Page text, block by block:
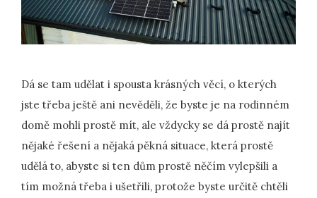
Dá se tam udělat i spousta krásných věcí, o kterých
jste třeba ještě ani nevěděli, že byste je na rodinném
domě mohli prostě mít, ale vždycky se dá prostě najít
nějaké řešení a nějaká pěkná situace, která prostě
udělá to, abyste si ten dům prostě něčím vylepšili a
tím možná třeba i ušetřili, protože byste určitě chtěli